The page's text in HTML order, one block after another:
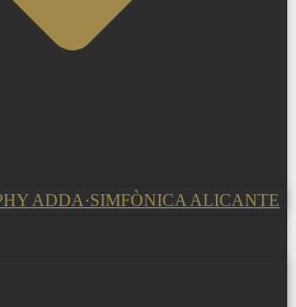
ADDA·SIMFÒNICA ALICANTE